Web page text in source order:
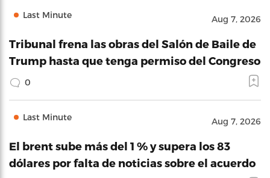
Last Minute Aug 7, 2026
Tribunal frena las obras del Salón de Baile de
Trump hasta que tenga permiso del Congreso
0
Last Minute Aug 7, 2026
El brent sube más del 1 % y supera los 83
dólares por falta de noticias sobre el acuerdo